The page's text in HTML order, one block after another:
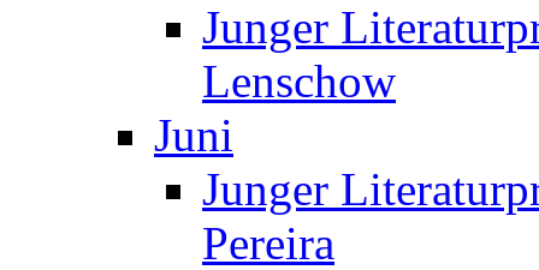
Junger
Lenschow
Juni
Junger
Pereira